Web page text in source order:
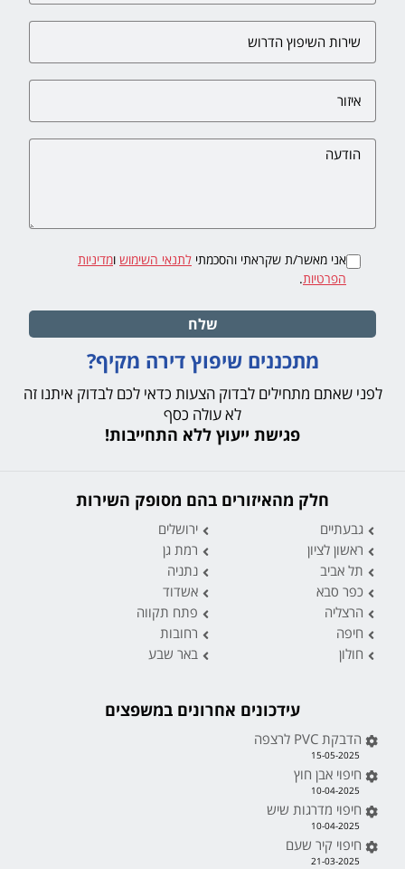
אני מאשר/ת שקראתי והסכמתי לתנאי השימוש ומדיניות
הפרטיות.
שלח
מתכננים שיפוץ דירה מקיף?
לפני שאתם מתחילים לבדוק הצעות כדאי לכם לבדוק איתנו זה
לא עולה כסף
פגישת ייעוץ ללא התחייבות!
חלק מהאיזורים בהם מסופק השירות
גבעתיים
ירושלים
ראשון לציון
רמת גן
תל אביב
נתניה
כפר סבא
אשדוד
הרצליה
פתח תקווה
חיפה
רחובות
חולון
באר שבע
עידכונים אחרונים במשפצים
הדבקת PVC לרצפה
15-05-2025
חיפוי אבן חוץ
10-04-2025
חיפוי מדרגות שיש
10-04-2025
חיפוי קיר שעם
21-03-2025